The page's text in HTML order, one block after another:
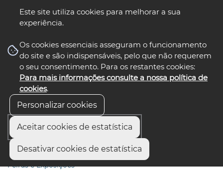
Este site utiliza cookies para melhorar a sua
experiência.
Os cookies essenciais asseguram o funcionamento
do site e são indispensáveis, pelo que não requerem
o seu consentimento. Para os restantes cookies:
Para mais informações consulte a nossa política de
cookies.
Personalizar cookies
Aceitar cookies de estatística
Desativar cookies de estatística
nos select language
Início
Novo concurso público para a reabilitação do Parque de
Feiras e Exposições